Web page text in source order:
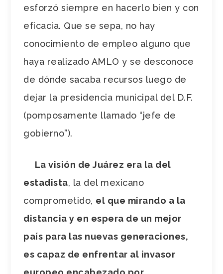
esforzó siempre en hacerlo bien y con
eficacia. Que se sepa, no hay
conocimiento de empleo alguno que
haya realizado AMLO y se desconoce
de dónde sacaba recursos luego de
dejar la presidencia municipal del D.F.
(pomposamente llamado “jefe de
gobierno”).
La visión de Juárez era la del
estadista, la del mexicano
comprometido, el que mirando a la
distancia y en espera de un mejor
país para las nuevas generaciones,
es capaz de enfrentar al invasor